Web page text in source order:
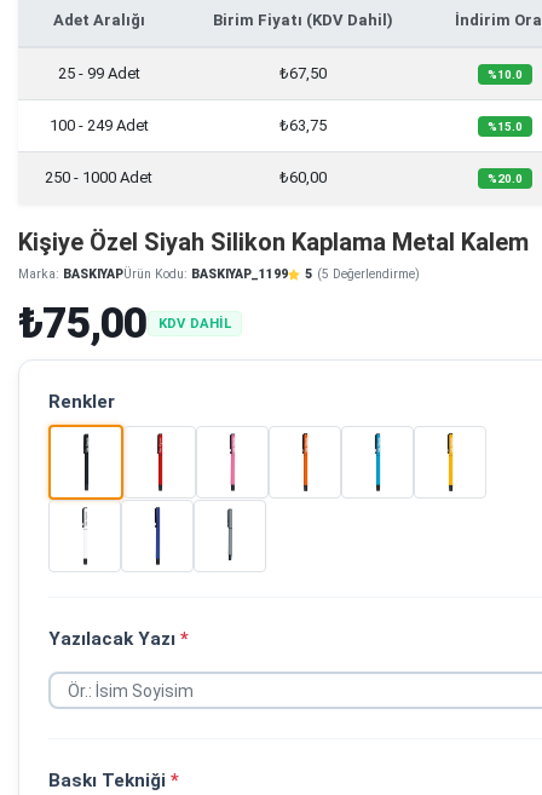
Adet Aralığı Birim Fiyatı (KDV Dahil) İndirim
25 - 99 Adet ₺67,50 %10.0
100 - 249 Adet ₺63,75 %15.0
250 - 1000 Adet ₺60,00 %20.0
Kişiye Özel Siyah Silikon Kaplama Metal Kalem
Marka: BASKIYAPÜrün Kodu: BASKIYAP_1199 5 (5 Değerlendirme)
₺75,00 KDV DAHİL
Renkler
Yazılacak Yazı *
Baskı Tekniği *